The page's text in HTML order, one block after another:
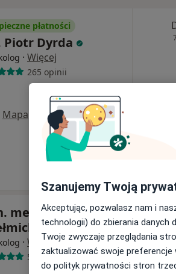
płatności
Piotr Dyrda
· Więcej
265 opinii
Mapa
od 600 zł
med. Zbigniew
· Więcej
538 opinii
Szanujemy Twoją
Akceptując, pozwalasz nam i
technologii) do zbierania
Twoje zwyczaje przeglądania
zaktualizować swoje preferencje
do polityk prywatności stron